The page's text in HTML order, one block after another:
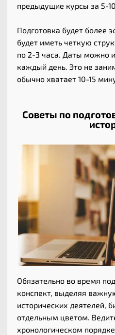
предыдущие курсы за 5-10
Подготовка будет более
будет иметь четкую
по 2-3 часа. Даты можно
каждый день. Это не
обычно хватает 10-15
Советы по
Обязательно во время
конспект, выделяя
исторических деятелей,
отдельным цветом.
хронологическом